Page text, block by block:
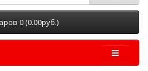
0 (0.00руб.)